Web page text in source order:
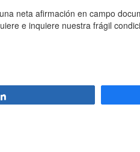
neta afirmación en campo
e inquiere nuestra frágil